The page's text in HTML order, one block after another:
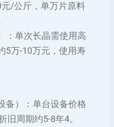
/公斤‌，单万片原料
：单次长晶需使用高
‌5万-10万元‌，使用寿
备）‌：单台设备价格
旧周期约5-8年‌4。